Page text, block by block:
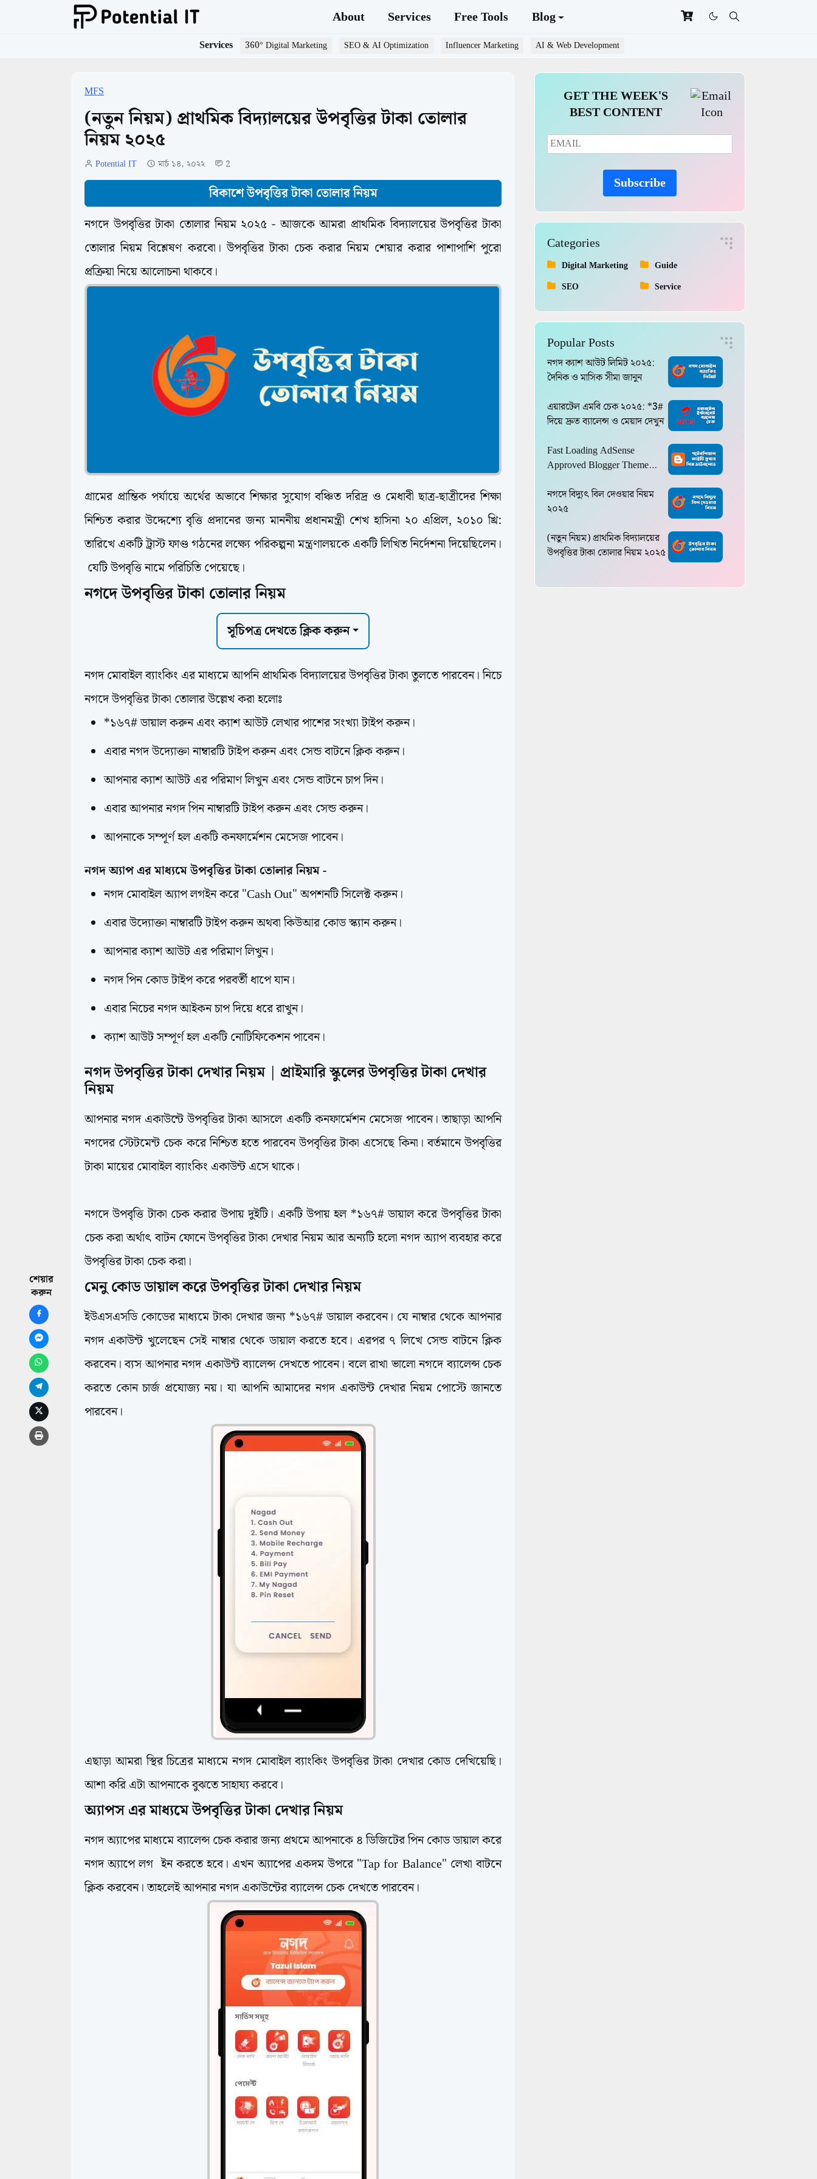
About Services Free Tools Blog
Services 360° Digital Marketing SEO & AI Optimization Influencer Marketing AI & Web Development
MFS
(নতুন নিয়ম) প্রাথমিক বিদ্যালয়ের উপবৃত্তির টাকা তোলার
নিয়ম ২০২৫
Potential IT মার্চ ১৪, ২০২২ 2
বিকাশে উপবৃত্তির টাকা তোলার নিয়ম
নগদে উপবৃত্তির টাকা তোলার নিয়ম ২০২৫ - আজকে আমরা প্রাথমিক বিদ্যালয়ের উপবৃত্তির টাকা
তোলার নিয়ম বিশ্লেষণ করবো। উপবৃত্তির টাকা চেক করার নিয়ম শেয়ার করার পাশাপাশি পুরো
প্রক্রিয়া নিয়ে আলোচনা থাকবে।
গ্রামের প্রান্তিক পর্যায়ে অর্থের অভাবে শিক্ষার সুযোগ বঞ্চিত দরিদ্র ও মেধাবী ছাত্র-ছাত্রীদের শিক্ষা
নিশ্চিত করার উদ্দেশ্যে বৃত্তি প্রদানের জন্য মাননীয় প্রধানমন্ত্রী শেখ হাসিনা ২০ এপ্রিল, ২০১০ খ্রি:
তারিখে একটি ট্রাস্ট ফাণ্ড গঠনের লক্ষ্যে পরিকল্পনা মন্ত্রণালয়কে একটি লিখিত নির্দেশনা দিয়েছিলেন।
যেটি উপবৃত্তি নামে পরিচিতি পেয়েছে।
নগদে উপবৃত্তির টাকা তোলার নিয়ম
সূচিপত্র দেখতে ক্লিক করুন
নগদ মোবাইল ব্যাংকিং এর মাধ্যমে আপনি প্রাথমিক বিদ্যালয়ের উপবৃত্তির টাকা তুলতে পারবেন। নিচে
নগদে উপবৃত্তির টাকা তোলার উল্লেখ করা হলোঃ
*১৬৭# ডায়াল করুন এবং ক্যাশ আউট লেখার পাশের সংখ্যা টাইপ করুন।
এবার নগদ উদ্যোক্তা নাম্বারটি টাইপ করুন এবং সেন্ড বাটনে ক্লিক করুন।
আপনার ক্যাশ আউট এর পরিমাণ লিখুন এবং সেন্ড বাটনে চাপ দিন।
এবার আপনার নগদ পিন নাম্বারটি টাইপ করুন এবং সেন্ড করুন।
আপনাকে সম্পূর্ণ হল একটি কনফার্মেশন মেসেজ পাবেন।
নগদ অ্যাপ এর মাধ্যমে উপবৃত্তির টাকা তোলার নিয়ম -
নগদ মোবাইল অ্যাপ লগইন করে "Cash Out" অপশনটি সিলেক্ট করুন।
এবার উদ্যোক্তা নাম্বারটি টাইপ করুন অথবা কিউআর কোড স্ক্যান করুন।
আপনার ক্যাশ আউট এর পরিমাণ লিখুন।
নগদ পিন কোড টাইপ করে পরবর্তী ধাপে যান।
এবার নিচের নগদ আইকন চাপ দিয়ে ধরে রাখুন।
ক্যাশ আউট সম্পূর্ণ হল একটি নোটিফিকেশন পাবেন।
নগদ উপবৃত্তির টাকা দেখার নিয়ম | প্রাইমারি স্কুলের উপবৃত্তির টাকা দেখার
নিয়ম
আপনার নগদ একাউন্টে উপবৃত্তির টাকা আসলে একটি কনফার্মেশন মেসেজ পাবেন। তাছাড়া আপনি
নগদের স্টেটমেন্ট চেক করে নিশ্চিত হতে পারবেন উপবৃত্তির টাকা এসেছে কিনা। বর্তমানে উপবৃত্তির
টাকা মায়ের মোবাইল ব্যাংকিং একাউন্ট এসে থাকে।
নগদে উপবৃত্তি টাকা চেক করার উপায়দুইটি। একটি উপায় হল *১৬৭# ডায়াল করে উপবৃত্তির টাকা
চেক করা অর্থাৎ বাটন ফোনে উপবৃত্তির টাকা দেখার নিয়ম আর অন্যটি হলো নগদ অ্যাপ ব্যবহার করে
উপবৃত্তির টাকা চেক করা।
MFS,Nagad
মেনু কোড ডায়াল করে উপবৃত্তির টাকা দেখার নিয়ম
ইউএসএসডি কোডের মাধ্যমে টাকা দেখার জন্য *১৬৭# ডায়াল করবেন। যে নাম্বার থেকে আপনার
নগদ একাউন্ট খুলেছেন সেই নাম্বার থেকে ডায়াল করতে হবে। এরপর ৭ লিখে সেন্ড বাটনে ক্লিক
করবেন। ব্যস আপনার নগদ একাউন্ট ব্যালেন্স দেখতে পাবেন। বলে রাখা ভালো নগদে ব্যালেন্স চেক
করতে কোন চার্জ প্রযোজ্য নয়। যা আপনি আমাদের নগদ একাউন্ট দেখার নিয়ম পোস্টে জানতে
পারবেন।
এছাড়া আমরা স্থির চিত্রের মাধ্যমে নগদ মোবাইল ব্যাংকিং উপবৃত্তির টাকা দেখার কোড দেখিয়েছি।
আশা করি এটা আপনাকে বুঝতে সাহায্য করবে।
অ্যাপস এর মাধ্যমে উপবৃত্তির টাকা দেখার নিয়ম
নগদ অ্যাপের মাধ্যমে ব্যালেন্স চেক করার জন্য প্রথমে আপনাকে ৪ ডিজিটের পিন কোড ডায়াল করে
নগদ অ্যাপে লগ ইন করতে হবে। এখন অ্যাপের একদম উপরে "Tap for Balance" লেখা বাটনে
ক্লিক করবেন। তাহলেই আপনার নগদ একাউন্টের ব্যালেন্স চেক দেখতে পারবেন।
শেয়ার
করুন
GET THE WEEK'S
BEST CONTENT
Subscribe
Categories
Digital Marketing
Guide
SEO
Service
Popular Posts
নগদ ক্যাশ আউট লিমিট ২০২৫:
দৈনিক ও মাসিক সীমা জানুন
এয়ারটেল এমবি চেক ২০২৫: *3#
দিয়ে দ্রুত ব্যালেন্স ও মেয়াদ দেখুন
Fast Loading AdSense
Approved Blogger Theme
নগদে বিদ্যুৎ বিল দেওয়ার নিয়ম
২০২৫
(নতুন নিয়ম) প্রাথমিক বিদ্যালয়ের
উপবৃত্তির টাকা তোলার নিয়ম ২০২৫